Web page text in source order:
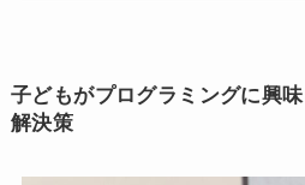
子どもがプログラミングに興
解決策